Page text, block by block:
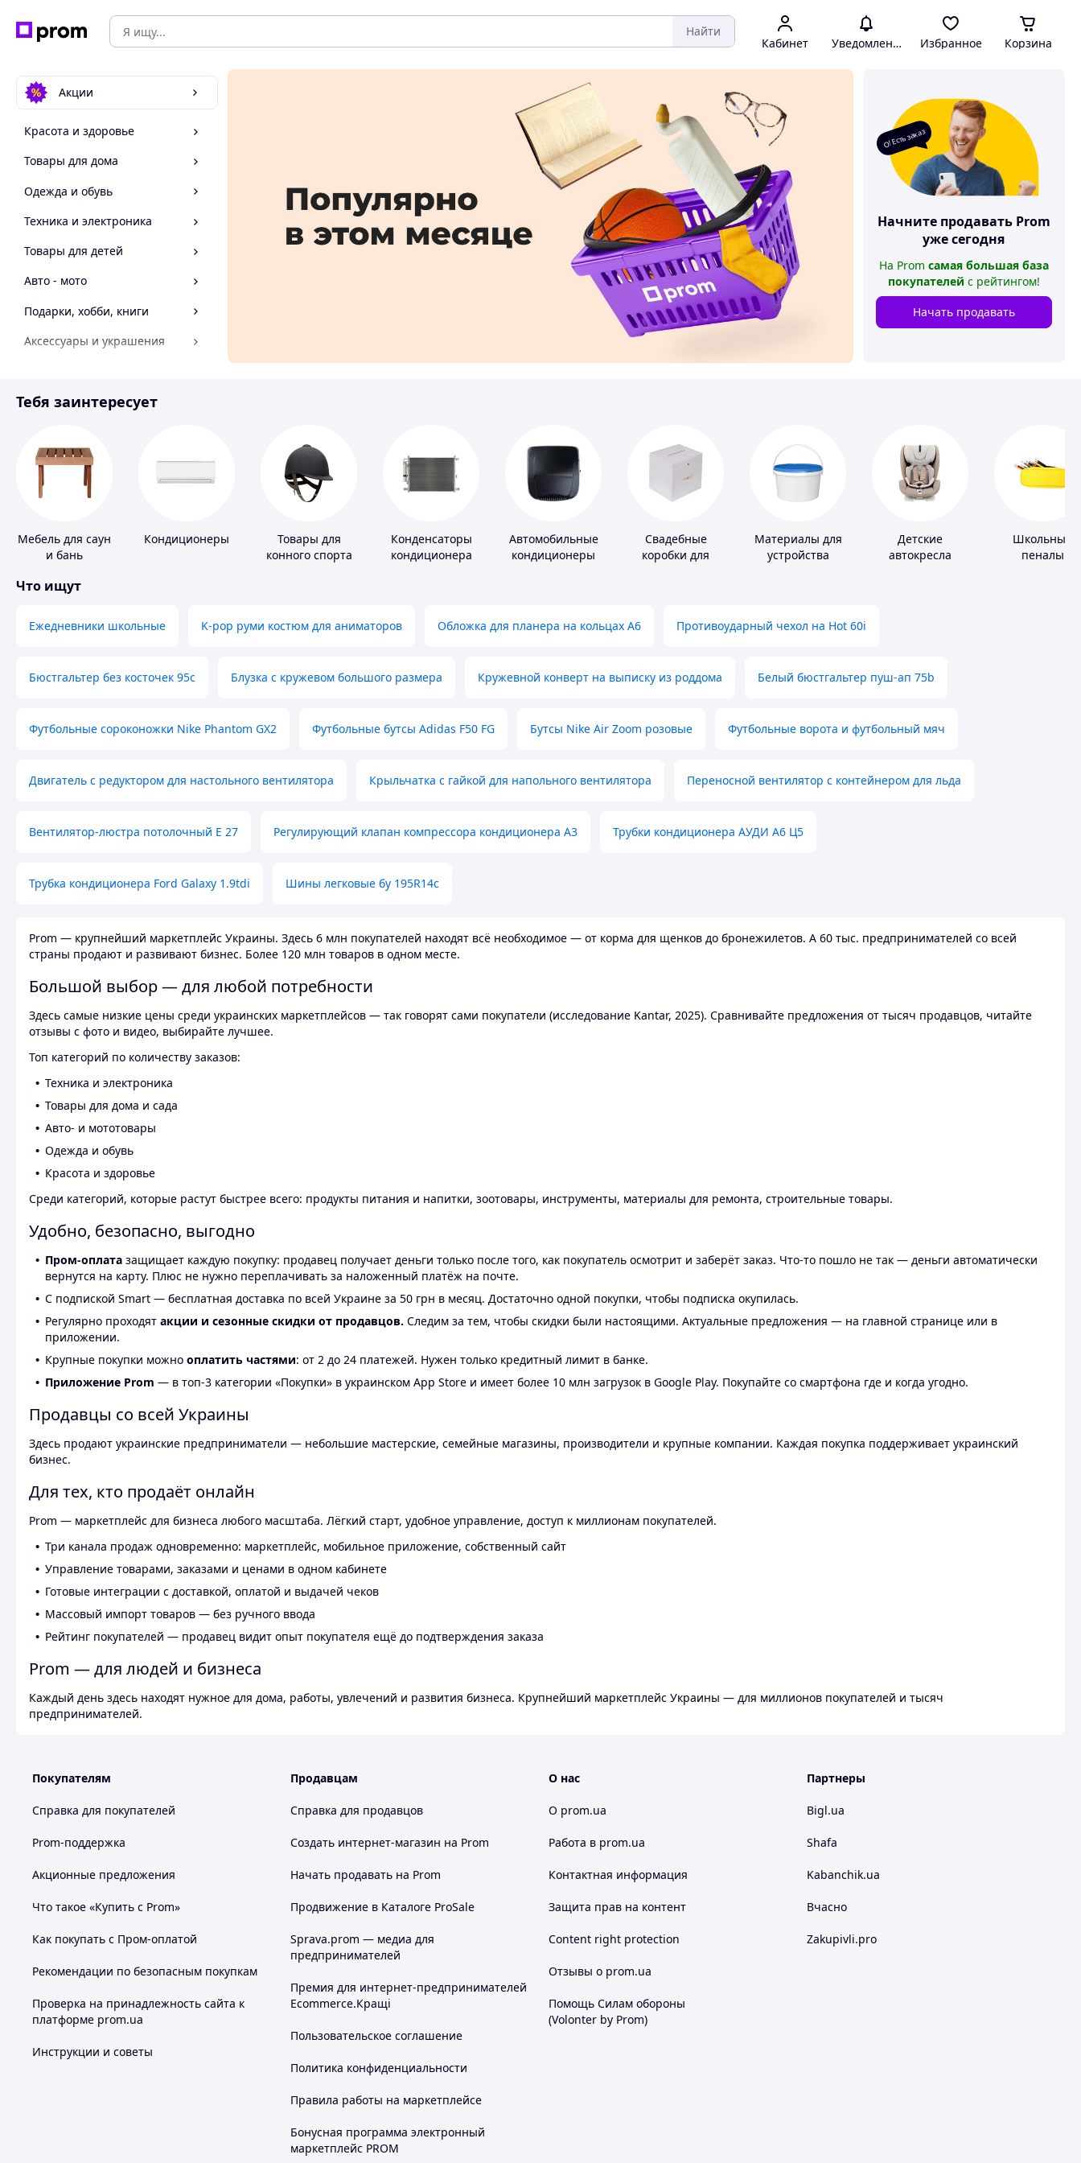
Найти
Кабинет Уведомления Избранное Корзина
Акции
Красота и здоровье
Товары для дома
Одежда и обувь
Техника и электроника
Товары для детей
Авто - мото
Подарки, хобби, книги
Аксессуары и украшения
Спорт и отдых
О! Есть заказ
Начните продавать Prom
уже сегодня
На Prom самая большая база
покупателей с рейтингом!
Начать продавать
Тебя заинтересует
Мебель для саун
и бань
Кондиционеры
Товары для
конного спорта
Конденсаторы
кондиционера
Автомобильные
кондиционеры
Свадебные
коробки для
Материалы для
устройства
Детские
автокресла
Школьные
пеналы
Что ищут
Ежедневники школьные K-pop руми костюм для аниматоров Обложка для планера на кольцах А6 Противоударный чехол на Hot 60i
Бюстгальтер без косточек 95с Блузка с кружевом большого размера Кружевной конверт на выписку из роддома Белый бюстгальтер пуш-ап 75b
Футбольные сороконожки Nike Phantom GX2 Футбольные бутсы Adidas F50 FG Бутсы Nike Air Zoom розовые Футбольные ворота и футбольный мяч
Двигатель с редуктором для настольного вентилятора Крыльчатка с гайкой для напольного вентилятора Переносной вентилятор с контейнером для льда
Вентилятор-люстра потолочный E 27 Регулирующий клапан компрессора кондиционера А3 Трубки кондиционера АУДИ А6 Ц5
Трубка кондиционера Ford Galaxy 1.9tdi Шины легковые бу 195R14c
Prom — крупнейший маркетплейс Украины. Здесь 6 млн покупателей находят всё необходимое — от корма для щенков до бронежилетов. А 60 тыс. предпринимателей со всей
страны продают и развивают бизнес. Более 120 млн товаров в одном месте.
Большой выбор — для любой потребности
Здесь самые низкие цены среди украинских маркетплейсов — так говорят сами покупатели (исследование Kantar, 2025). Сравнивайте предложения от тысяч продавцов, читайте
отзывы с фото и видео, выбирайте лучшее.
Топ категорий по количеству заказов:
Техника и электроника
Товары для дома и сада
Авто- и мототовары
Одежда и обувь
Красота и здоровье
Среди категорий, которые растут быстрее всего: продукты питания и напитки, зоотовары, инструменты, материалы для ремонта, строительные товары.
Удобно, безопасно, выгодно
Пром-оплата защищает каждую покупку: продавец получает деньги только после того, как покупатель осмотрит и заберёт заказ. Что-то пошло не так — деньги автоматически
вернутся на карту. Плюс не нужно переплачивать за наложенный платёж на почте.
С подпиской Smart — бесплатная доставка по всей Украине за 50 грн в месяц. Достаточно одной покупки, чтобы подписка окупилась.
Регулярно проходят акции и сезонные скидки от продавцов. Следим за тем, чтобы скидки были настоящими. Актуальные предложения — на главной странице или в
приложении.
Крупные покупки можно оплатить частями: от 2 до 24 платежей. Нужен только кредитный лимит в банке.
Приложение Prom — в топ-3 категории «Покупки» в украинском App Store и имеет более 10 млн загрузок в Google Play. Покупайте со смартфона где и когда угодно.
Продавцы со всей Украины
Здесь продают украинские предприниматели — небольшие мастерские, семейные магазины, производители и крупные компании. Каждая покупка поддерживает украинский
бизнес.
Для тех, кто продаёт онлайн
Prom — маркетплейс для бизнеса любого масштаба. Лёгкий старт, удобное управление, доступ к миллионам покупателей.
Три канала продаж одновременно: маркетплейс, мобильное приложение, собственный сайт
Управление товарами, заказами и ценами в одном кабинете
Готовые интеграции с доставкой, оплатой и выдачей чеков
Массовый импорт товаров — без ручного ввода
Рейтинг покупателей — продавец видит опыт покупателя ещё до подтверждения заказа
Prom — для людей и бизнеса
Каждый день здесь находят нужное для дома, работы, увлечений и развития бизнеса. Крупнейший маркетплейс Украины — для миллионов покупателей и тысяч
предпринимателей.
Покупателям
Справка для покупателей
Prom-поддержка
Акционные предложения
Что такое «Купить с Prom»
Как покупать с Пром-оплатой
Рекомендации по безопасным покупкам
Проверка на принадлежность сайта к
платформе prom.ua
Инструкции и советы
Продавцам
Справка для продавцов
Создать интернет-магазин на Prom
Начать продавать на Prom
Продвижение в Каталоге ProSale
Sprava.prom — медиа для
предпринимателей
Премия для интернет-предпринимателей
Ecommerce.Кращі
Пользовательское соглашение
Политика конфиденциальности
Правила работы на маркетплейсе
Бонусная программа электронный
маркетплейс PROM
О нас
О prom.ua
Работа в prom.ua
Контактная информация
Защита прав на контент
Content right protection
Отзывы о prom.ua
Помощь Силам обороны
(Volonter by Prom)
Партнеры
Bigl.ua
Shafa
Kabanchik.ua
Вчасно
Zakupivli.pro